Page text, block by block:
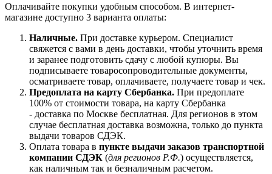
Оплачивайте покупки удобным способом. В интернет-
магазине доступно 3 варианта оплаты:
Наличные. При доставке курьером. Специалист
свяжется с вами в день доставки, чтобы уточнить время
и заранее подготовить сдачу с любой купюры. Вы
подписываете товаросопроводительные документы,
осматриваете товар, оплачиваете, получаете товар и чек.
Предоплата на карту Сбербанка. При предоплате
100% от стоимости товара, на карту Сбербанка
- доставка по Москве бесплатная. Для регионов в этом
случае бесплатная доставка возможна, только до пункта
выдачи товаров СДЭК.
Оплата товара в пункте выдачи заказов транспортной
компании СДЭК (для регионов Р.Ф.) осуществляется,
как наличным так и безналичным расчетом.